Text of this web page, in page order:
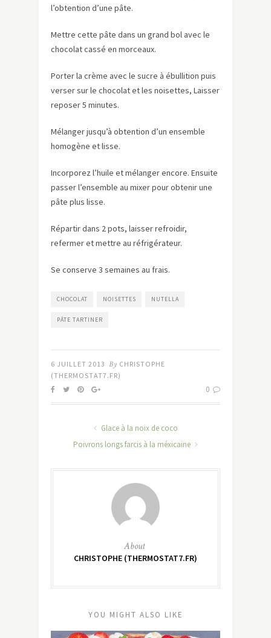
l’obtention d’une pâte.
Mettre cette pâte dans un grand bol avec le
chocolat cassé en morceaux.
Porter la crème avec le sucre à ébullition puis
verser sur le chocolat et les noisettes, Laisser
reposer 5 minutes.
Mélanger jusqu’à obtention d’un ensemble
homogène et lisse.
Incorporez l’huile et mélanger encore. Ensuite
passer l’ensemble au mixer pour obtenir une
pâte plus lisse.
Répartir dans 2 pots, laisser refroidir,
refermer et mettre au réfrigérateur.
Se conserve 3 semaines au frais.
CHOCOLAT NOISETTES NUTELLA
PÂTE TARTINER
6 JUILLET 2013 By CHRISTOPHE
(THERMOSTAT7.FR)
0
Glace à la noix de coco
Poivrons longs farcis à la méxicaine
About
CHRISTOPHE (THERMOSTAT7.FR)
YOU MIGHT ALSO LIKE